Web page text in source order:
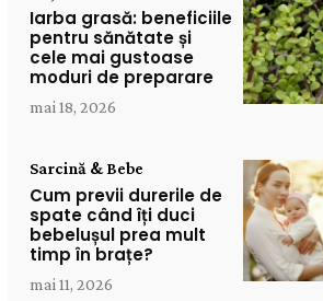
Iarba grasă: beneficiile
pentru sănătate și
cele mai gustoase
moduri de preparare
mai 18, 2026
Sarcină & Bebe
Cum previi durerile de
spate când îți duci
bebelușul prea mult
timp în brațe?
mai 11, 2026